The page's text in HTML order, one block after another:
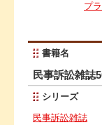
プ
書籍名
民事訴訟雑誌
シリーズ
民事訴訟雑誌